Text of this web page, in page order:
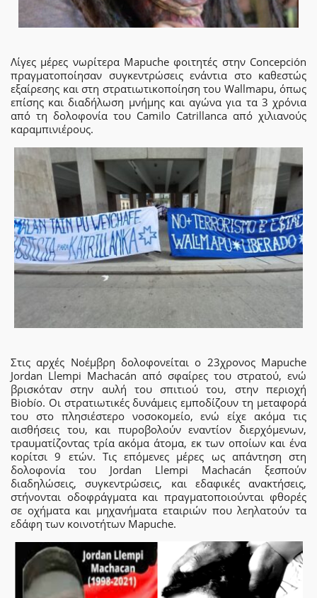
Λίγες μέρες νωρίτερα Mapuche φοιτητές στην Concepción
πραγματοποίησαν συγκεντρώσεις ενάντια στο καθεστώς
εξαίρεσης και στη στρατιωτικοποίηση του Wallmapu, όπως
επίσης και διαδήλωση μνήμης και αγώνα για τα 3 χρόνια
από τη δολοφονία του Camilo Catrillanca από χιλιανούς
καραμπινιέρους.
Στις αρχές Νοέμβρη δολοφονείται ο 23χρονος Mapuche
Jordan Llempi Machacán από σφαίρες του στρατού, ενώ
βρισκόταν στην αυλή του σπιτιού του, στην περιοχή
Biobío. Οι στρατιωτικές δυνάμεις εμποδίζουν τη μεταφορά
του στο πλησιέστερο νοσοκομείο, ενώ είχε ακόμα τις
αισθήσεις του, και πυροβολούν εναντίον διερχόμενων,
τραυματίζοντας τρία ακόμα άτομα, εκ των οποίων και ένα
κορίτσι 9 ετών. Τις επόμενες μέρες ως απάντηση στη
δολοφονία του Jordan Llempi Machacán ξεσπούν
διαδηλώσεις, συγκεντρώσεις, και εδαφικές ανακτήσεις,
στήνονται οδοφράγματα και πραγματοποιούνται φθορές
σε οχήματα και μηχανήματα εταιριών που λεηλατούν τα
εδάφη των κοινοτήτων Mapuche.